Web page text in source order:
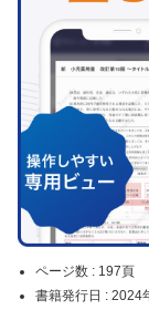
ページ数 : 197頁
書籍発行日 : 2024